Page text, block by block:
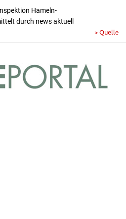
Hameln-
durch news aktuell
> Quelle